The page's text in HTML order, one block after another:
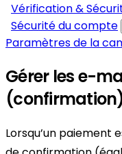
Vérification &
Sécurité du compte
Paramètres de la
Gérer les e-
Lorsqu’un paiement